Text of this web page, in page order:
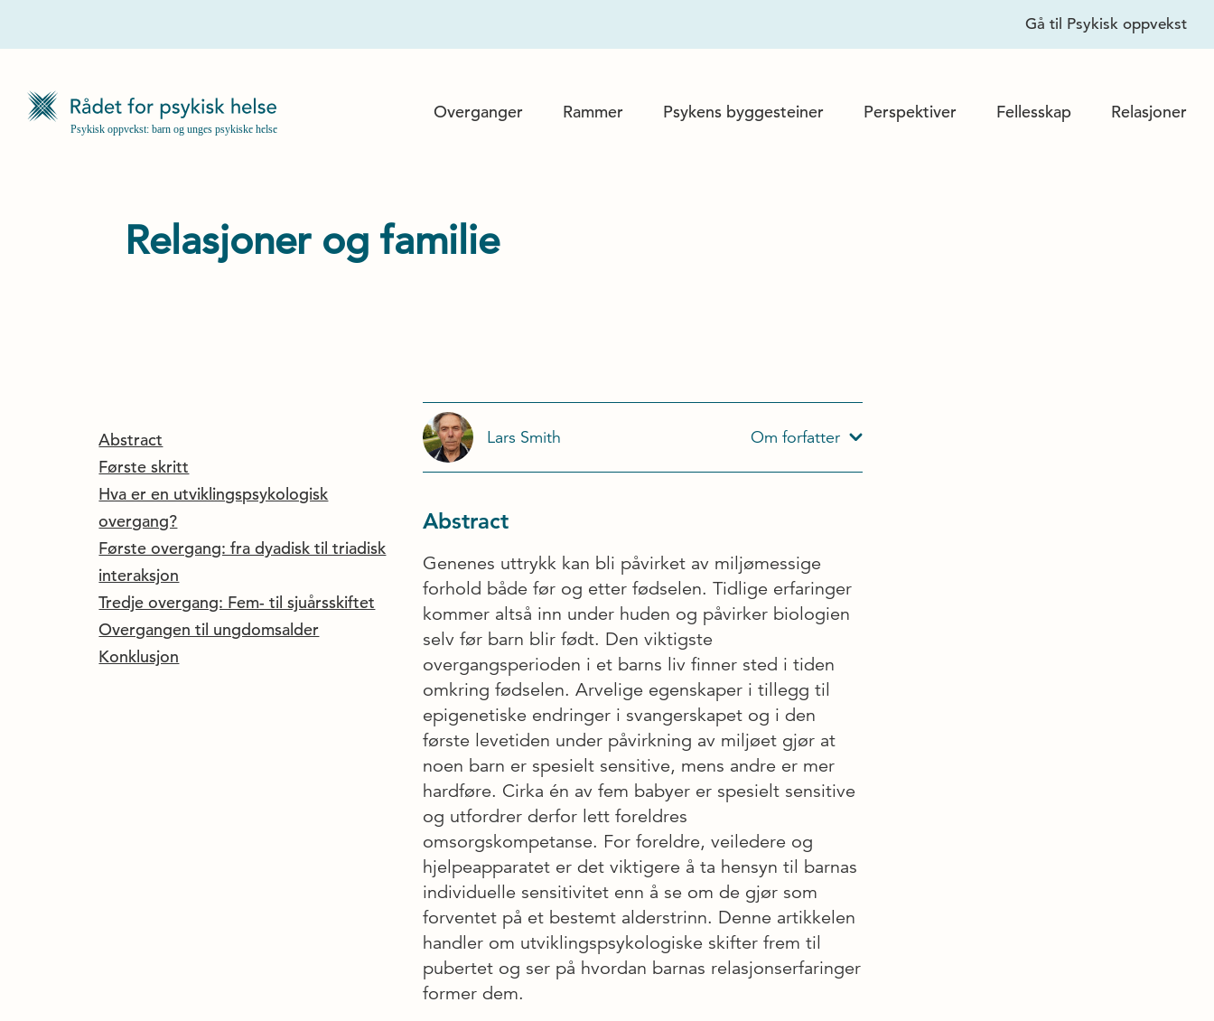
Gå til Psykisk oppvekst
Overganger Rammer Psykens byggesteiner Perspektiver Fellesskap Relasjoner
Lukk
Relasjoner og familie
Abstract
Første skritt
Hva er en utviklingspsykologisk
overgang?
Første overgang: fra dyadisk til triadisk
interaksjon
Tredje overgang: Fem- til sjuårsskiftet
Overgangen til ungdomsalder
Konklusjon
Lars Smith Om forfatter
Abstract
Genenes uttrykk kan bli påvirket av miljømessige
forhold både før og etter fødselen. Tidlige erfaringer
kommer altså inn under huden og påvirker biologien
selv før barn blir født. Den viktigste
overgangsperioden i et barns liv finner sted i tiden
omkring fødselen. Arvelige egenskaper i tillegg til
epigenetiske endringer i svangerskapet og i den
første levetiden under påvirkning av miljøet gjør at
noen barn er spesielt sensitive, mens andre er mer
hardføre. Cirka én av fem babyer er spesielt sensitive
og utfordrer derfor lett foreldres
omsorgskompetanse. For foreldre, veiledere og
hjelpeapparatet er det viktigere å ta hensyn til barnas
individuelle sensitivitet enn å se om de gjør som
forventet på et bestemt alderstrinn. Denne artikkelen
handler om utviklingspsykologiske skifter frem til
pubertet og ser på hvordan barnas relasjons­erfaringer
former dem.